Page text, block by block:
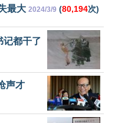
最大 2024/3/9 (80,194次)
记都干了
声才